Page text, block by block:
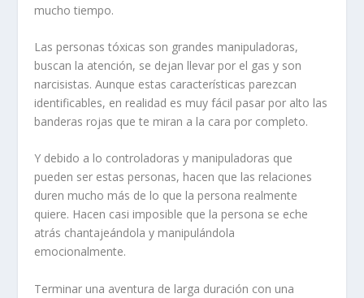
mucho tiempo.
Las personas tóxicas son grandes manipuladoras,
buscan la atención, se dejan llevar por el gas y son
narcisistas. Aunque estas características parezcan
identificables, en realidad es muy fácil pasar por alto las
banderas rojas que te miran a la cara por completo.
Y debido a lo controladoras y manipuladoras que
pueden ser estas personas, hacen que las relaciones
duren mucho más de lo que la persona realmente
quiere. Hacen casi imposible que la persona se eche
atrás chantajeándola y manipulándola
emocionalmente.
Terminar una aventura de larga duración con una